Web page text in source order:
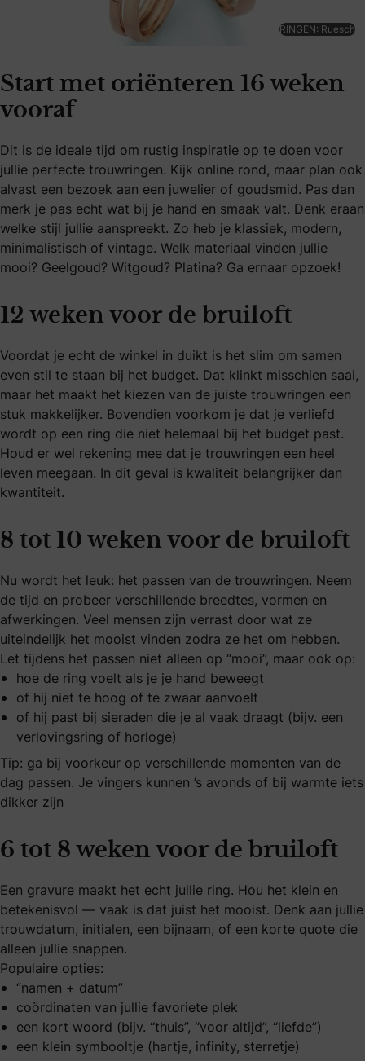
RINGEN: Ruesch
Start met oriënteren 16 weken
vooraf
Dit is de ideale tijd om rustig inspiratie op te doen voor
jullie perfecte trouwringen. Kijk online rond, maar plan ook
alvast een bezoek aan een juwelier of goudsmid. Pas dan
merk je pas echt wat bij je hand en smaak valt. Denk eraan
welke stijl jullie aanspreekt. Zo heb je klassiek, modern,
minimalistisch of vintage. Welk materiaal vinden jullie
mooi? Geelgoud? Witgoud? Platina? Ga ernaar opzoek!
12 weken voor de bruiloft
Voordat je echt de winkel in duikt is het slim om samen
even stil te staan bij het budget. Dat klinkt misschien saai,
maar het maakt het kiezen van de juiste trouwringen een
stuk makkelijker. Bovendien voorkom je dat je verliefd
wordt op een ring die niet helemaal bij het budget past.
Houd er wel rekening mee dat je trouwringen een heel
leven meegaan. In dit geval is kwaliteit belangrijker dan
kwantiteit.
8 tot 10 weken voor de bruiloft
Nu wordt het leuk: het passen van de trouwringen. Neem
de tijd en probeer verschillende breedtes, vormen en
afwerkingen. Veel mensen zijn verrast door wat ze
uiteindelijk het mooist vinden zodra ze het om hebben.
Let tijdens het passen niet alleen op “mooi”, maar ook op:
hoe de ring voelt als je je hand beweegt
of hij niet te hoog of te zwaar aanvoelt
of hij past bij sieraden die je al vaak draagt (bijv. een
verlovingsring of horloge)
Tip: ga bij voorkeur op verschillende momenten van de
dag passen. Je vingers kunnen ’s avonds of bij warmte iets
dikker zijn
6 tot 8 weken voor de bruiloft
Een gravure maakt het echt jullie ring. Hou het klein en
betekenisvol — vaak is dat juist het mooist. Denk aan jullie
trouwdatum, initialen, een bijnaam, of een korte quote die
alleen jullie snappen.
Populaire opties:
“namen + datum”
coördinaten van jullie favoriete plek
een kort woord (bijv. “thuis”, “voor altijd”, “liefde”)
een klein symbooltje (hartje, infinity, sterretje)